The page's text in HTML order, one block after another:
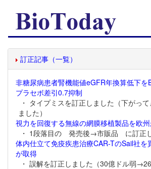
訂正記事（一覧）
非糖尿病患者腎機能値eGFR年換算低下
プラセボ差引0.7抑制
・ タイプミスを訂正しました（下がっ
ました）
視力を回復する無線の網膜移植製品を欧
・ 1段落目の 発売後→市販品 に訂正し
体内仕立て免疫疾患治療CAR-TのSail社を
が取得
・ 誤解を訂正しました（30億ドル弱→26